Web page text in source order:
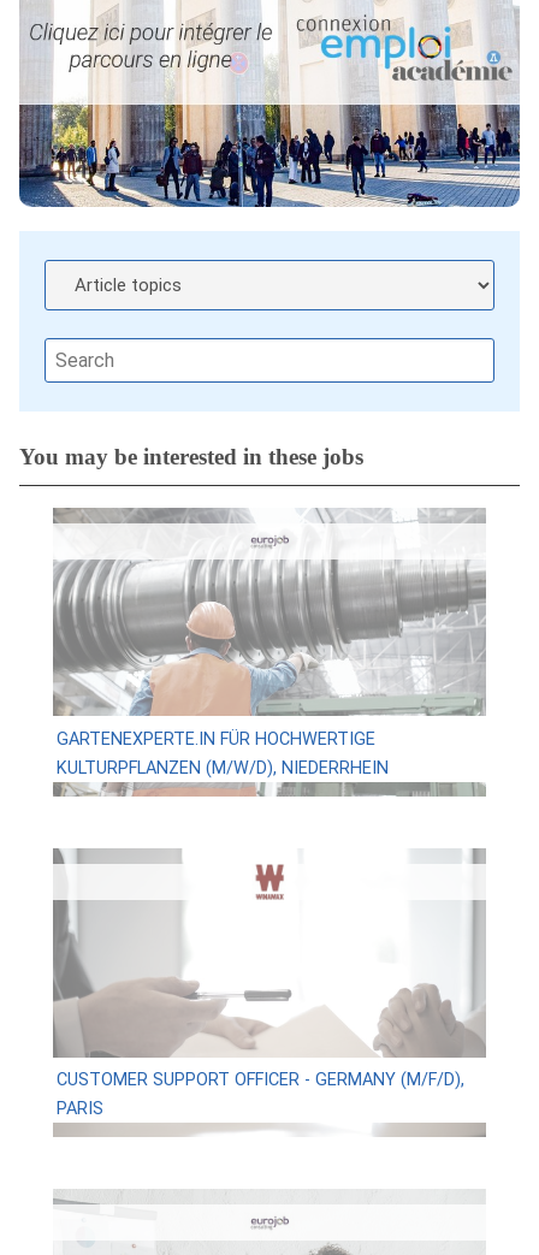
You may be interested in these jobs
GARTENEXPERTE.IN FÜR HOCHWERTIGE
KULTURPFLANZEN (M/W/D), NIEDERRHEIN
CUSTOMER SUPPORT OFFICER - GERMANY (M/F/D),
PARIS